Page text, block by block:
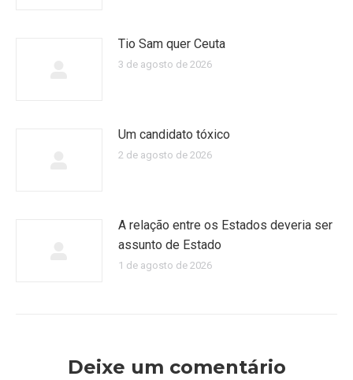
Tio Sam quer Ceuta
3 de agosto de 2026
Um candidato tóxico
2 de agosto de 2026
A relação entre os Estados deveria ser
assunto de Estado
1 de agosto de 2026
Deixe um comentário